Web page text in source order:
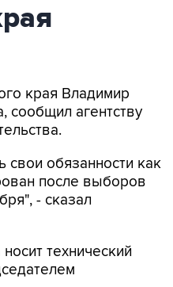
края Владимир
сообщил агентству
свои обязанности как
после выборов
- сказал
технический